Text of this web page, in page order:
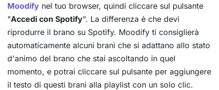
Moodify nel tuo browser, quindi cliccare sul pulsante
"Accedi con Spotify". La differenza è che devi
riprodurre il brano su Spotify. Moodify ti consiglierà
automaticamente alcuni brani che si adattano allo stato
d'animo del brano che stai ascoltando in quel
momento, e potrai cliccare sul pulsante per aggiungere
il testo di questi brani alla playlist con un solo clic.